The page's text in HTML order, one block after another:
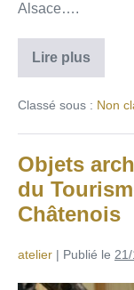
Alsace….
Lire plus
Classé sous : Non
Objets
du
Châtenois
atelier | Publié le